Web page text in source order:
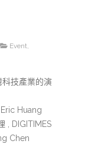
Event,
技產業的演
Huang
, DIGITIMES
Chen